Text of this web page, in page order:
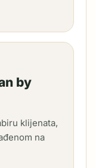
by
klijenata,
na